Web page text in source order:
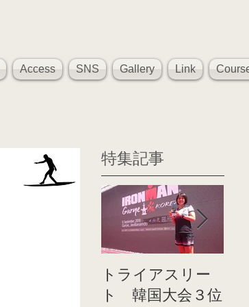
Access SNS Gallery Link
特集記事
トライアスリー
ト 韓国大会３位